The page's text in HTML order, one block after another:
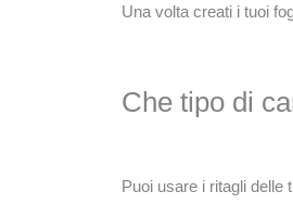
Una volta creati i tuoi
Che tipo di
Puoi usare i ritagli delle